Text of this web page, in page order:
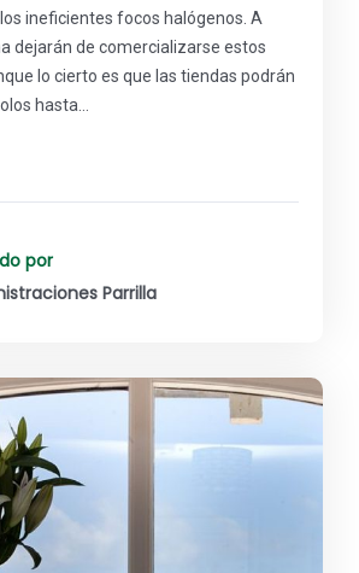
ineficientes focos halógenos. A
dejarán de comercializarse estos
lo cierto es que las tiendas podrán
hasta…
por
Parrilla